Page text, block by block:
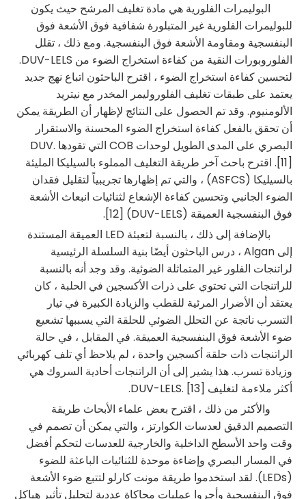
البوليمرات الفلورية هي مادة تغليف المرشح حيث يكون
للبوليمرات الفلورية غير المتبلورة شفافية فوق الأشعة فوق
البنفسجية ومقاومة الأشعة فوق البنفسجية. ومع ذلك ، تقلل
الفلوروبورات النقية من كفاءة استخراج الضوء من DUV-LELS.
لتحسين كفاءة استخراج الضوء ، اقترح الباحثون اتباع نهج جديد
يعتمد على طبقات تغليف الفلوروليمر المخدر مع نيتريد
الألومنيوم. وقد تم الحصول على النتائج لإظهار أن الطريقة يمكن
أن تحقق بالفعل كفاءة استخراج الضوء المحسنة والاستقرار
البصري على المدى الطويل لوحدات COB التي تقودها DUV.
[11]. اقترح باحث آخر طريقة التغليف المملوء بالسيليكا المليئة
بالسيليكا (ASFCS) ، والتي تم إظهارها تجريبياً لتقليل فقدان
الضوء الجانبي وتحسين كفاءة الإشعاع لثنائيات انبعاث الأشعة
فوق البنفسجية العميقة (DUV-LELS) [12].
بالإضافة إلى ذلك ، بالنسبة لتعبئة LED العميقة المستندة
إلى Algan ، درس الباحثون أيضًا بنية السلسلة الرئيسية
لراتنجات الفلور غير المتماثلة الضوئية. وقد وجد أنه بالنسبة
للراتنجات التي تحتوي على ذرات الأكسجين في الحلبة ، كان
يعتقد أن الأضرار المرئية للقطب والزيادة الكبيرة في تيار
التسرب ناتجة عن التحلل الضوئي للحلقة التي يسببها تشعيع
ضوء الأشعة فوق البنفسجية العميقة. في المقابل ، في حالة
الراتنجات ذات حلقة أكسجين واحدة ، لم يلاحظ أي تلف كهربائي
وزيادة تسرب. هذا يشير إلى أن الراتنجات أحادية السروك هي
أكثر ملاءمة لتغليف DUV-LELS. [13].
والأكثر من ذلك ، اقترح بعض علماء الأبحاث طريقة
التصميم الدقيق لعدسات الكوارتز ، والتي يمكن أن تصمم في
وقت واحد الأسطح الداخلية والخارجية للعدسات لتحكم أفضل
في المسار البصري وإضاءة موحدة للثنائيات الباعثة للضوء
(LEDs). لقد استخدموا طريقة مونت كارلو لتتبع ضوء الأشعة
فوق البنفسجية وأجروا عمليات محاكاة عددية لتحليل تأثير هياكل